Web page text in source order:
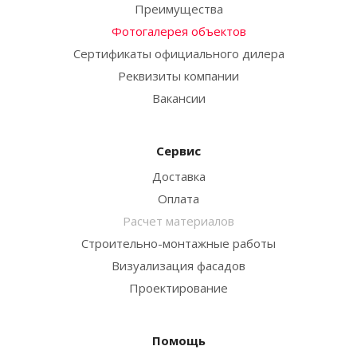
Преимущества
Фотогалерея объектов
Сертификаты официального дилера
Реквизиты компании
Вакансии
Сервис
Доставка
Оплата
Расчет материалов
Строительно-монтажные работы
Визуализация фасадов
Проектирование
Помощь